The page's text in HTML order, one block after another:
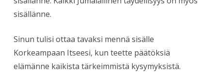
sisällänne.
Sinun tulisi ottaa tavaksi mennä sisälle
Korkeampaan Itseesi, kun teette päätöksiä
elämänne kaikista tärkeimmistä kysymyksistä.